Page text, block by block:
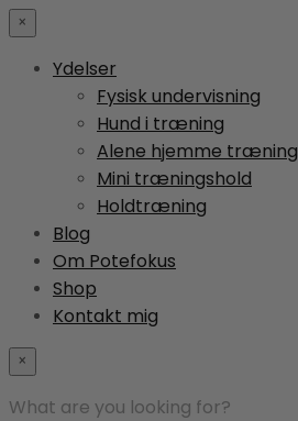
×
Ydelser
Fysisk undervisning
Hund i træning
Alene hjemme træning
Mini træningshold
Holdtræning
Blog
Om Potefokus
Shop
Kontakt mig
×
What are you looking for?